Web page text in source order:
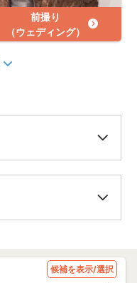
前撮り
（ウェディング）
候補を表示/選択